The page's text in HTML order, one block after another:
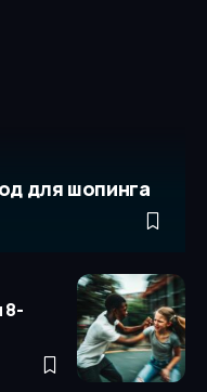
для шопинга
8-